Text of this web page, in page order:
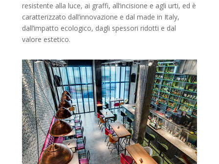
resistente alla luce, ai graffi, all’incisione e agli urti, ed è
caratterizzato dall’innovazione e dal made in Italy,
dall’impatto ecologico, dagli spessori ridotti e dal
valore estetico.